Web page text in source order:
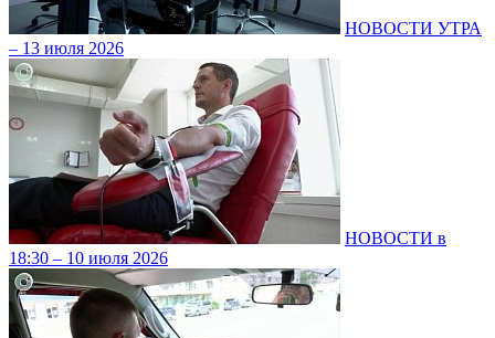
НОВОСТИ УТРА
– 13 июля 2026
НОВОСТИ в
18:30 – 10 июля 2026